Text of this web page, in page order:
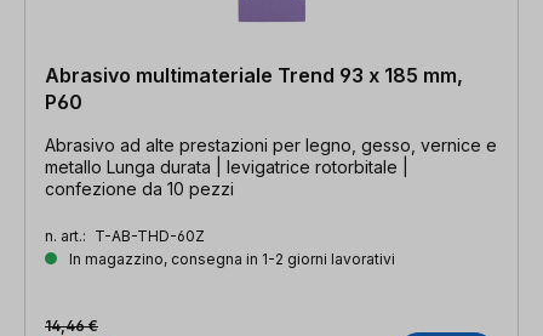
Abrasivo multimateriale Trend 93 x 185 mm,
P60
Abrasivo ad alte prestazioni per legno, gesso, vernice e
metallo Lunga durata | levigatrice rotorbitale |
confezione da 10 pezzi
n. art.: T-AB-THD-60Z
In magazzino, consegna in 1-2 giorni lavorativi
14,46 €